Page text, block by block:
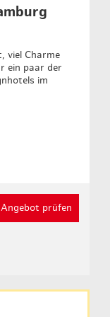
viel Charme
ein paar der
im
Angebot prüfen